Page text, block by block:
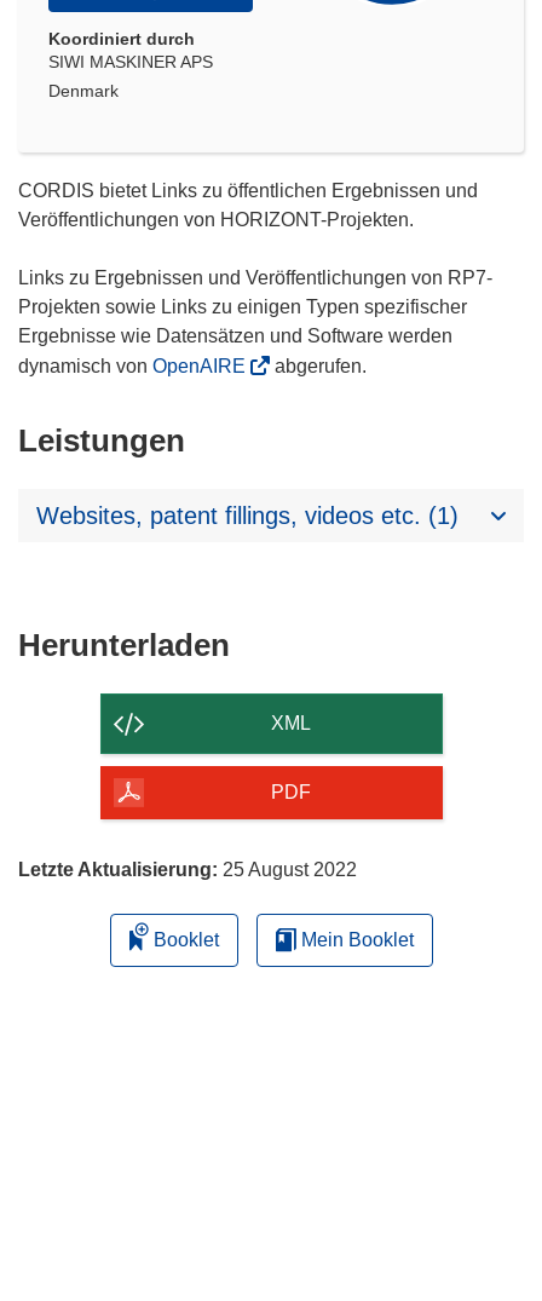
Koordiniert durch
SIWI MASKINER APS
Denmark
CORDIS bietet Links zu öffentlichen Ergebnissen und
Veröffentlichungen von HORIZONT-Projekten.
Links zu Ergebnissen und Veröffentlichungen von RP7-
Projekten sowie Links zu einigen Typen spezifischer
Ergebnisse wie Datensätzen und Software werden
dynamisch von OpenAIRE abgerufen.
Leistungen
Websites, patent fillings, videos etc. (1)
Herunterladen
der
Seite
herunterladen
XML
PDF
Letzte Aktualisierung: 25 August 2022
Booklet Mein Booklet